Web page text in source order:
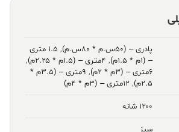
پادری – (۵۰س.م * ۸۰س.م) ,
۱.۵ متری
– (۱م * ۱.۵م)
, ۴متری – (۱.۵م * ۲.۲۵م)
,
۶متری – (۳م * ۲م)
,
۹متری – (۳.۵م *
۲.۵م)
, ۱۲متری – (۳م * ۴م)
۱۲۰۰ شانه
سبز